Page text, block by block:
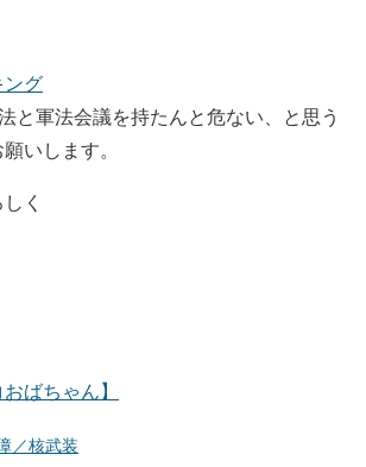
ング
軍法会議を持たんと危ない、と思う
いします。
く
ばちゃん】
／核武装